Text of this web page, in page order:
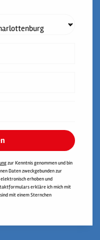
zur Kenntnis genommen und bin
Daten zweckgebunden zur
erhoben und
erkläre ich mich mit
mit einem Sternchen